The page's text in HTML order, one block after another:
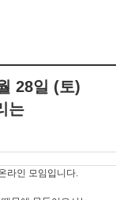
28일 (토)
는
라인 모임입니다.